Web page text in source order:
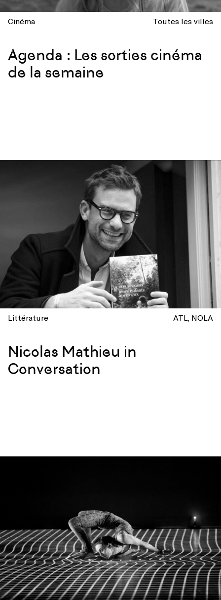
Cinéma Toutes les villes
Agenda : Les sorties cinéma
de la semaine
Littérature ATL NOLA
Nicolas Mathieu in
Conversation